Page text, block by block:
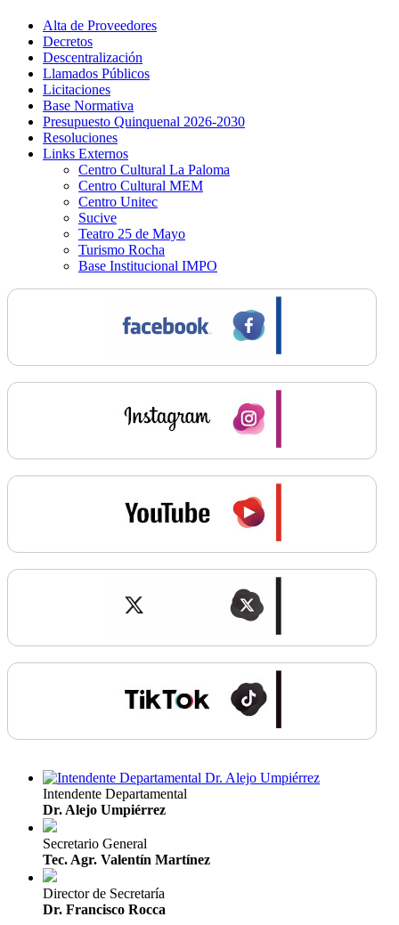
Alta de Proveedores
Decretos
Descentralización
Llamados Públicos
Licitaciones
Base Normativa
Presupuesto Quinquenal 2026-2030
Resoluciones
Links Externos
Centro Cultural La Paloma
Centro Cultural MEM
Centro Unitec
Sucive
Teatro 25 de Mayo
Turismo Rocha
Base Institucional IMPO
Intendente Departamental
Dr. Alejo Umpiérrez
Secretario General
Tec. Agr. Valentín Martínez
Director de Secretaría
Dr. Francisco Rocca